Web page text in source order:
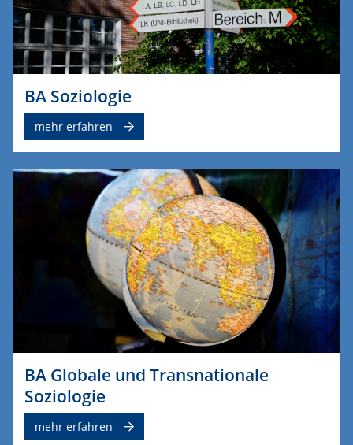
BA Soziologie
mehr erfahren
BA Globale und Transnationale
Soziologie
mehr erfahren